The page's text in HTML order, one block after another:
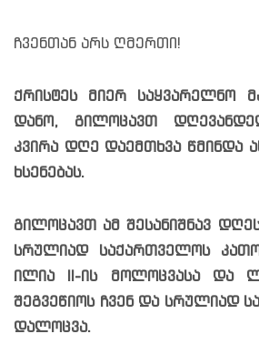
ჩვენთან არს ღმერთი!
ქრისტეს მიერ საყვარელნო
დანო, გილოცავთ
კვირა დღე დაემთხვა წმინდა
ხსენებას.
გილოცავთ ამ შესანიშნავ
სრულიად საქართველოს
ილია II-ის მოლოცვასა და
შეგვეწიოს ჩვენ და სრულიად
დალოცვა.